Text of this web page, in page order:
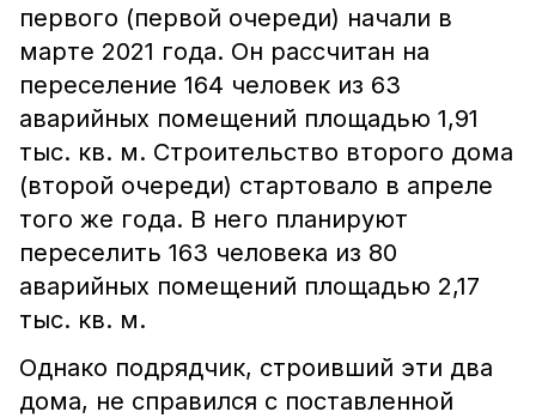
первого (первой очереди) начали в
марте 2021 года. Он рассчитан на
переселение 164 человек из 63
аварийных помещений площадью 1,91
тыс. кв. м. Строительство второго дома
(второй очереди) стартовало в апреле
того же года. В него планируют
переселить 163 человека из 80
аварийных помещений площадью 2,17
тыс. кв. м.
Однако подрядчик, строивший эти два
дома, не справился с поставленной